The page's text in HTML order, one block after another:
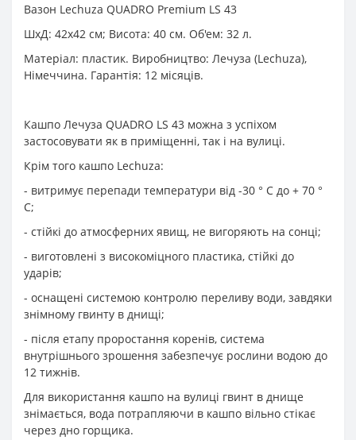
Вазон Lechuza QUADRO Premium LS 43
ШхД: 42х42 см; Висота: 40 см. Об'ем: 32 л.
Матеріал: пластик. Виробництво: Лечуза (Lechuza),
Німеччина. Гарантія: 12 місяців.
Кашпо Лечуза QUADRO LS 43 можна з успіхом
застосовувати як в приміщенні, так і на вулиці.
Крім того кашпо Lechuza:
- витримує перепади температури від -30 ° С до + 70 °
С;
- стійкі до атмосферних явищ, не вигоряють на сонці;
- виготовлені з високоміцного пластика, стійкі до
ударів;
- оснащені системою контролю переливу води, завдяки
знімному гвинту в днищі;
- після етапу проростання коренів, система
внутрішнього зрошення забезпечує рослини водою до
12 тижнів.
Для використання кашпо на вулиці гвинт в днище
знімається, вода потрапляючи в кашпо вільно стікає
через дно горщика.